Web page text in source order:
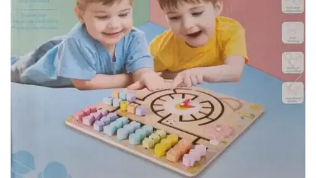
KidConnection
Minte Corp
New Illuminati Files
Numerologie
Parapsihologie
Audiobook